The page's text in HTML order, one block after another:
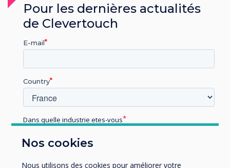
Customer Story | Commerce
Optométrie BBR
En savoir plus
Nos cookies
Nous utilisons des cookies pour améliorer votre
Pour les dernières actualités
de Clevertouch
E-mail
Country
Dans quelle industrie etes-vous
Enterprise